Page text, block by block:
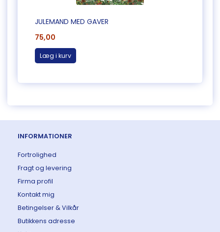
JULEMAND MED GAVER
75,00
Læg i kurv
INFORMATIONER
Fortrolighed
Fragt og levering
Firma profil
Kontakt mig
Betingelser & Vilkår
Butikkens adresse